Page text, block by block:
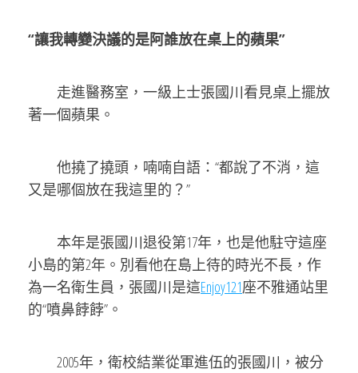
“讓我轉變決議的是阿誰放在桌上的蘋果”
走進醫務室，一級上士張國川看見桌上擺放
著一個蘋果。
他撓了撓頭，喃喃自語：“都說了不消，這
又是哪個放在我這里的？”
本年是張國川退役第17年，也是他駐守這座
小島的第2年。別看他在島上待的時光不長，作
為一名衛生員，張國川是這Enjoy121座不雅通站里
的“噴鼻餑餑”。
2005年，衛校結業從軍進伍的張國川，被分